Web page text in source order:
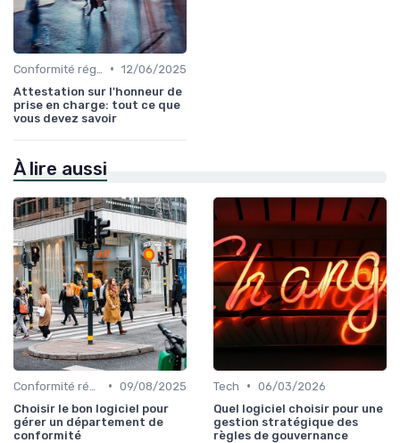
• 12/06/2025
Attestation sur l'honneur de
prise en charge: tout ce que
vous devez savoir
À lire aussi
• 09/08/2025
Choisir le bon logiciel pour
gérer un département de
conformité
Tech • 06/03/2026
Quel logiciel choisir pour une
gestion stratégique des
règles de gouvernance